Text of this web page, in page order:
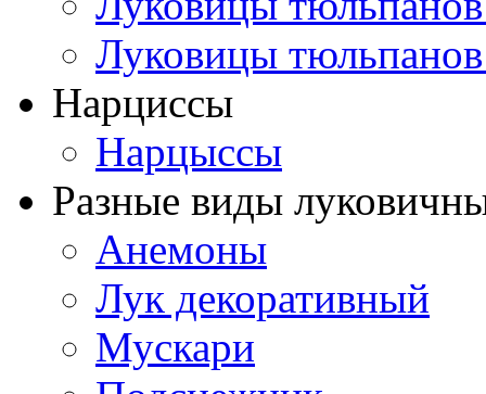
Луковицы
Нарциссы
Нарцыссы
Разные виды
Анемоны
Лук декоративный
Мускари